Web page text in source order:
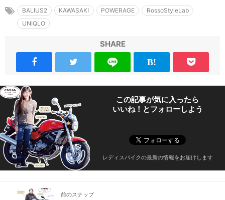
BALIUS2 KAWASAKI POWERAGE
RossoStyleLab
UNIQLO
SHARE
この記事が気に入ったら
いいね！とフォローしよう
レディスバイクの最新の情報をお届けします
前のスナップ